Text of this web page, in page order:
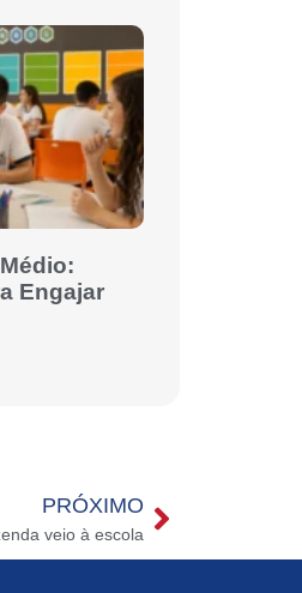
Engajar
PRÓXIMO
veio à escola